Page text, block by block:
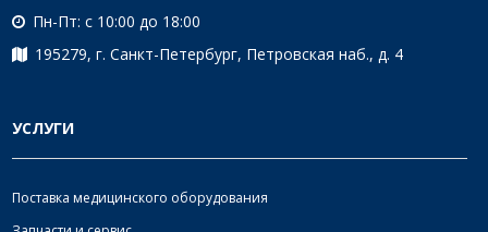
Пн-Пт: с 10:00 до 18:00
195279, г. Санкт-Петербург, Петровская наб., д. 4
УСЛУГИ
Поставка медицинского оборудования